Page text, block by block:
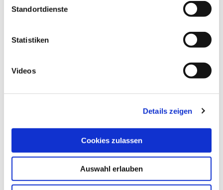
Standortdienste
Statistiken
Videos
Details zeigen
Cookies zulassen
Auswahl erlauben
Sie sich an Ihren Arzt oder Apotheker. Dies gilt
sind.
7. Wechselwirkungen
Informieren Sie Ihren Arzt oder Apotheker
wenn Sie andere Arzneimittel anwenden,
kürzlich andere Arzneimittel angewendet
haben oder beabsichtigen andere Arzneimittel
Es wurden bisher keine klinisch bedeutsamen